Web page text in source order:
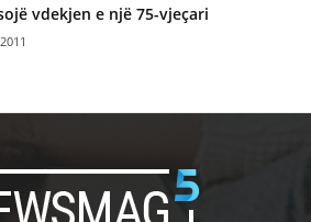
vdekjen e një 75-vjeçari